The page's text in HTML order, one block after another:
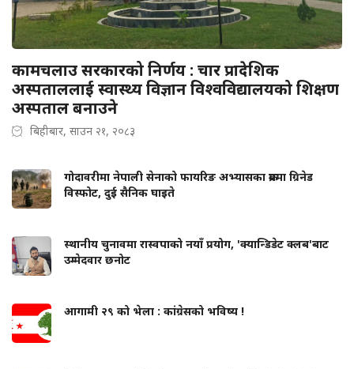
कामचलाउ सरकारको निर्णय : चार प्रादेशिक
अस्पताललाई स्वास्थ्य विज्ञान विश्वविद्यालयको शिक्षण
अस्पताल बनाउने
बिहीबार, साउन २१, २०८३
गोदावरीमा नेपाली सेनाको फायरिङ अभ्यासका क्रममा ग्रिनेड
विस्फोट, दुई सैनिक घाइते
स्थानीय चुनावमा रास्वपाको नयाँ प्रयोग, 'क्यान्डिडेट क्लब'बाट
उम्मेदवार छनोट
आगामी २९ को भेला : कांग्रेसको भविष्य !